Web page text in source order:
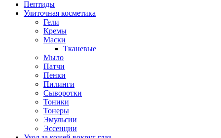
Пептиды
Улиточная косметика
Гели
Кремы
Маски
Тканевые
Мыло
Патчи
Пенки
Пилинги
Сыворотки
Тоники
Тонеры
Эмульсии
Эссенции